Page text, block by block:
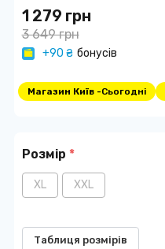
1 279 грн
3 649 грн
+90 ₴ бонусів
Магазин Київ -Сьогодні
Розмір *
XL XXL
Таблиця розмірів